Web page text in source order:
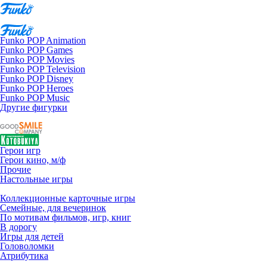
Funko POP Animation
Funko POP Games
Funko POP Movies
Funko POP Television
Funko POP Disney
Funko POP Heroes
Funko POP Music
Другие фигурки
Герои игр
Герои кино, м/ф
Прочие
Настольные игры
Коллекционные карточные игры
Семейные, для вечеринок
По мотивам фильмов, игр, книг
В дорогу
Игры для детей
Головоломки
Атрибутика